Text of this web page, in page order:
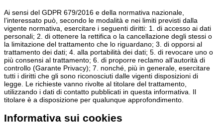
Ai sensi del GDPR 679/2016 e della normativa nazionale,
l’interessato può, secondo le modalità e nei limiti previsti dalla
vigente normativa, esercitare i seguenti diritti: 1. di accesso ai dati
personali; 2. di ottenere la rettifica o la cancellazione degli stessi o
la limitazione del trattamento che lo riguardano; 3. di opporsi al
trattamento dei dati; 4. alla portabilità dei dati; 5. di revocare uno o
più consensi al trattamento; 6. di proporre reclamo all’autorità di
controllo (Garante Privacy); 7. nonché, più in generale, esercitare
tutti i diritti che gli sono riconosciuti dalle vigenti disposizioni di
legge. Le richieste vanno rivolte al titolare del trattamento,
utilizzando i dati di contatto pubblicati in questa informativa. Il
titolare è a disposizione per qualunque approfondimento.
Informativa sui cookies